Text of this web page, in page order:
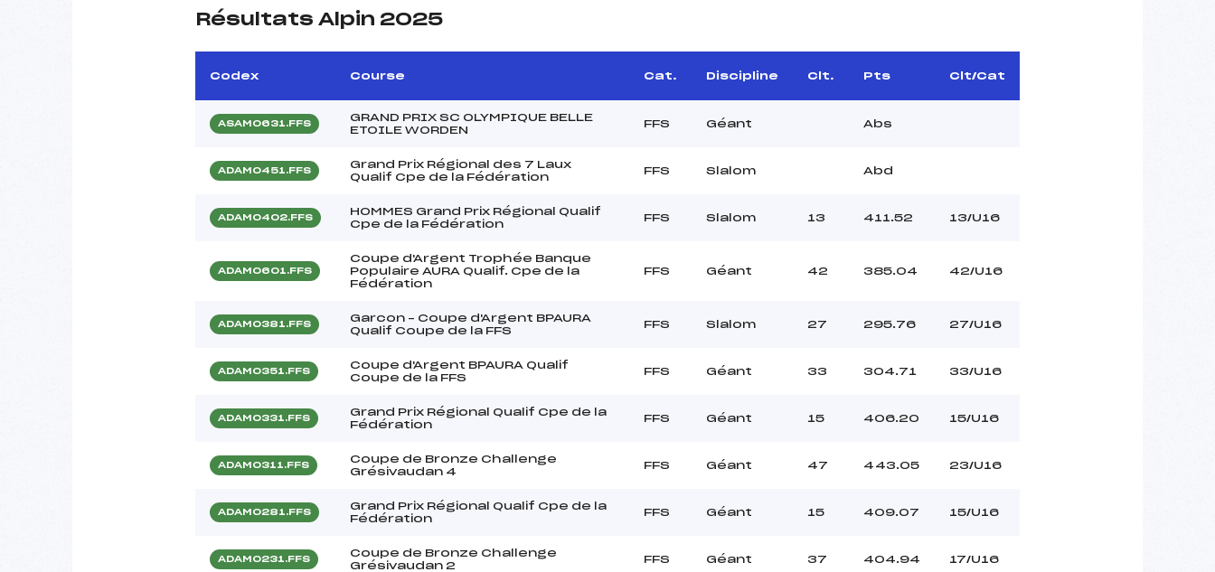
Résultats Alpin 2025
Codex Course Cat. Discipline Clt. Pts Clt/Cat
ASAM0631.FFS
GRAND PRIX SC OLYMPIQUE BELLE
ETOILE WORDEN
FFS Géant Abs
ADAM0451.FFS
Grand Prix Régional des 7 Laux
Qualif Cpe de la Fédération
FFS Slalom Abd
ADAM0402.FFS
HOMMES Grand Prix Régional Qualif
Cpe de la Fédération
FFS Slalom 13 411.52 13/U16
ADAM0601.FFS
Coupe d'Argent Trophée Banque
Populaire AURA Qualif. Cpe de la
Fédération
FFS Géant 42 385.04 42/U16
ADAM0381.FFS
Garcon – Coupe d'Argent BPAURA
Qualif Coupe de la FFS
FFS Slalom 27 295.76 27/U16
ADAM0351.FFS
Coupe d'Argent BPAURA Qualif
Coupe de la FFS
FFS Géant 33 304.71 33/U16
ADAM0331.FFS
Grand Prix Régional Qualif Cpe de la
Fédération
FFS Géant 15 406.20 15/U16
ADAM0311.FFS
Coupe de Bronze Challenge
Grésivaudan 4
FFS Géant 47 443.05 23/U16
ADAM0281.FFS
Grand Prix Régional Qualif Cpe de la
Fédération
FFS Géant 15 409.07 15/U16
ADAM0231.FFS
Coupe de Bronze Challenge
Grésivaudan 2
FFS Géant 37 404.94 17/U16